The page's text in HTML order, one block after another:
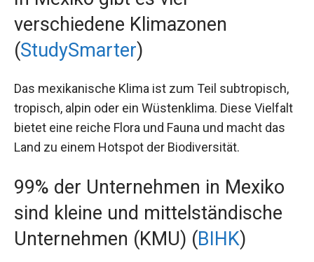
verschiedene Klimazonen
(StudySmarter)
Das mexikanische Klima ist zum Teil subtropisch,
tropisch, alpin oder ein Wüstenklima. Diese Vielfalt
bietet eine reiche Flora und Fauna und macht das
Land zu einem Hotspot der Biodiversität.
99% der Unternehmen in Mexiko
sind kleine und mittelständische
Unternehmen (KMU) (BIHK)